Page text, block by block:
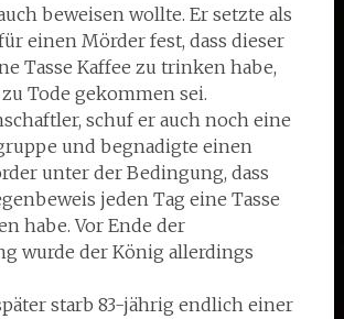
beweisen wollte. Er setzte als
einen Mörder fest, dass dieser
Tasse Kaffee zu trinken habe,
Tode gekommen sei.
schuf er auch noch eine
und begnadigte einen
unter der Bedingung, dass
jeden Tag eine Tasse
habe. Vor Ende der
wurde der König allerdings
starb 83-jährig endlich einer